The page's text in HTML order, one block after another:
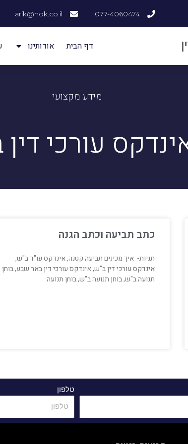
077-4060474
arik@hok.co.il
דף הבית אודותינו
מידע מקצועי
עורכי
כתב תביעה וכתב הגנה
תגיות- איך מכינים תביעה קטנה, אינדקס עו"ד ב"ש,
אינדקס עורכי דין ב"ש, אינדקס עורכי דין באר שבע, בוחן
תנועה ב"ש, בוחן תנועה ב"ש, בוחן תנועה
טלפון